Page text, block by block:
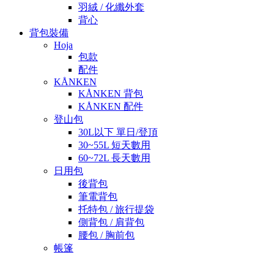
羽絨 / 化纖外套
背心
背包裝備
Hoja
包款
配件
KÅNKEN
KÅNKEN 背包
KÅNKEN 配件
登山包
30L以下 單日/登頂
30~55L 短天數用
60~72L 長天數用
日用包
後背包
筆電背包
托特包 / 旅行提袋
側背包 / 肩背包
腰包 / 胸前包
帳篷